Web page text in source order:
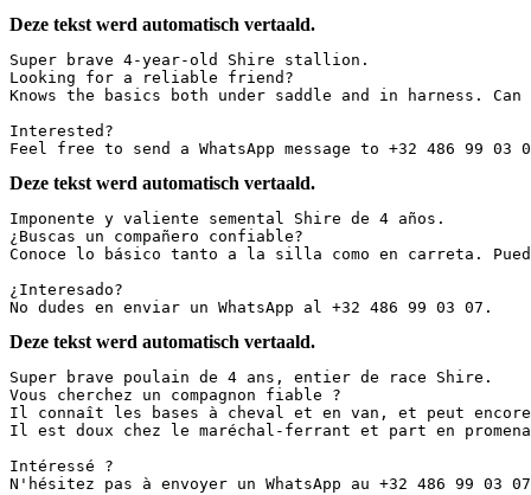
Deze tekst werd automatisch vertaald.
Super brave 4-year-old Shire stallion.
Looking for a reliable friend?
Knows the basics both under saddle and in
Interested?
Feel free to send a WhatsApp message to +32 486 99 03
Deze tekst werd automatisch vertaald.
Imponente y valiente semental Shire de 4 años.
¿Buscas un compañero confiable?
Conoce lo básico tanto a la silla como en carreta.
¿Interesado?
No dudes en enviar un WhatsApp al +32 486 99 03 07.
Deze tekst werd automatisch vertaald.
Super brave poulain de 4 ans, entier de race Shire.
Vous cherchez un compagnon fiable ?
Il connaît les bases à cheval et en van, et peut
Il est doux chez le maréchal-ferrant et part en
Intéressé ?
N'hésitez pas à envoyer un WhatsApp au +32 486 99 03